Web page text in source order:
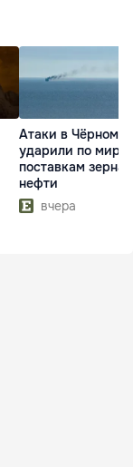
Атаки в Чёрном
ударили по
поставкам зерна
нефти
вчера